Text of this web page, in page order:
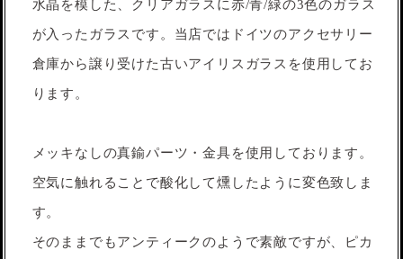
水晶を模した、クリアガラスに赤/青/緑の3色のガラス
が入ったガラスです。当店ではドイツのアクセサリー
倉庫から譲り受けた古いアイリスガラスを使用してお
ります。
メッキなしの真鍮パーツ・金具を使用しております。
空気に触れることで酸化して燻したように変色致しま
す。
そのままでもアンティークのようで素敵ですが、ピカ